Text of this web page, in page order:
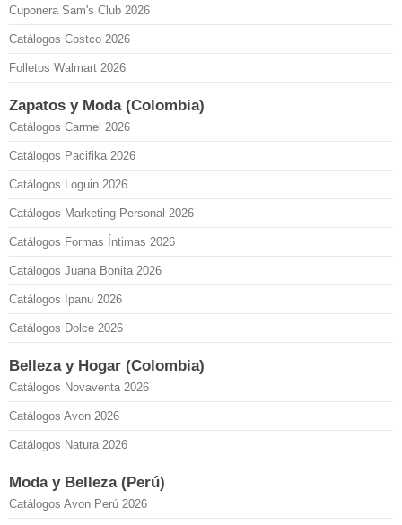
Cuponera Sam's Club 2026
Catálogos Costco 2026
Folletos Walmart 2026
Zapatos y Moda (Colombia)
Catálogos Carmel 2026
Catálogos Pacifika 2026
Catálogos Loguin 2026
Catálogos Marketing Personal 2026
Catálogos Formas Íntimas 2026
Catálogos Juana Bonita 2026
Catálogos Ipanu 2026
Catálogos Dolce 2026
Belleza y Hogar (Colombia)
Catálogos Novaventa 2026
Catálogos Avon 2026
Catálogos Natura 2026
Moda y Belleza (Perú)
Catálogos Avon Perú 2026